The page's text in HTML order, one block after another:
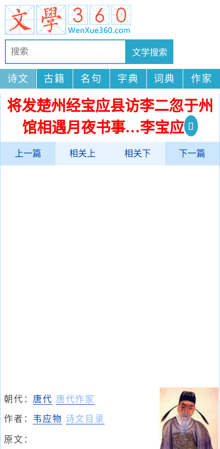
诗文 古籍 名句 字典 词典 作家
将发楚州经宝应县访李二忽于州
馆相遇月夜书事…李宝应
上一篇 相关上 相关下 下一篇
朝代： 唐代 唐代作家
作者： 韦应物 诗文目录
原文：